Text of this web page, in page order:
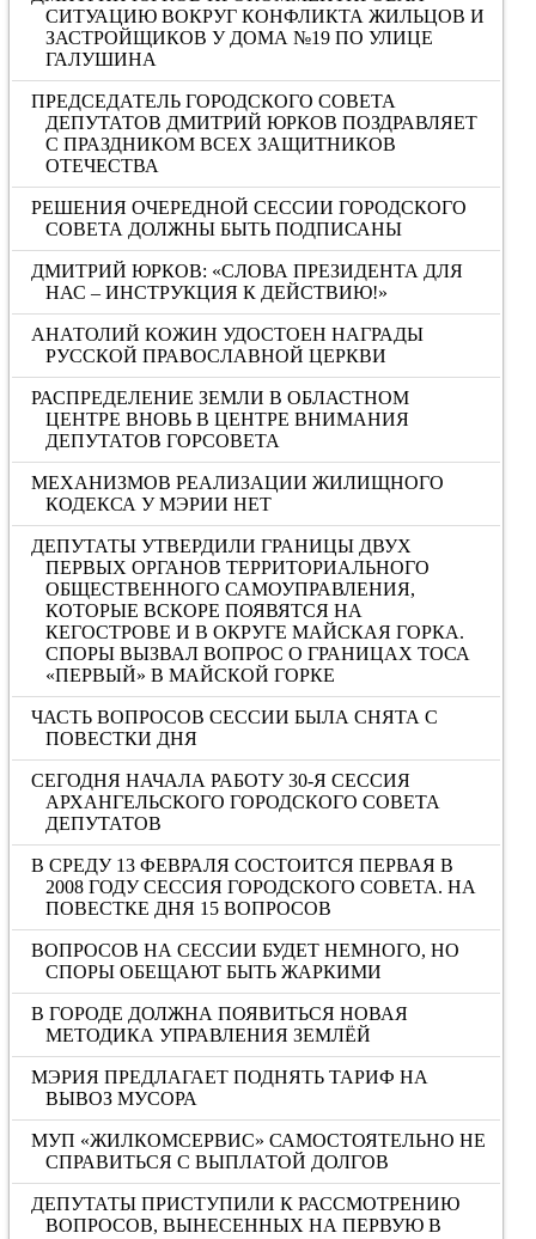
СИТУАЦИЮ ВОКРУГ КОНФЛИКТА ЖИЛЬЦОВ И
ЗАСТРОЙЩИКОВ У ДОМА №19 ПО УЛИЦЕ
ГАЛУШИНА
ПРЕДСЕДАТЕЛЬ ГОРОДСКОГО СОВЕТА
ДЕПУТАТОВ ДМИТРИЙ ЮРКОВ ПОЗДРАВЛЯЕТ
С ПРАЗДНИКОМ ВСЕХ ЗАЩИТНИКОВ
ОТЕЧЕСТВА
РЕШЕНИЯ ОЧЕРЕДНОЙ СЕССИИ ГОРОДСКОГО
СОВЕТА ДОЛЖНЫ БЫТЬ ПОДПИСАНЫ
ДМИТРИЙ ЮРКОВ: «CЛОВА ПРЕЗИДЕНТА ДЛЯ
НАС – ИНСТРУКЦИЯ К ДЕЙСТВИЮ!»
АНАТОЛИЙ КОЖИН УДОСТОЕН НАГРАДЫ
РУССКОЙ ПРАВОСЛАВНОЙ ЦЕРКВИ
РАСПРЕДЕЛЕНИЕ ЗЕМЛИ В ОБЛАСТНОМ
ЦЕНТРЕ ВНОВЬ В ЦЕНТРЕ ВНИМАНИЯ
ДЕПУТАТОВ ГОРСОВЕТА
МЕХАНИЗМОВ РЕАЛИЗАЦИИ ЖИЛИЩНОГО
КОДЕКСА У МЭРИИ НЕТ
ДЕПУТАТЫ УТВЕРДИЛИ ГРАНИЦЫ ДВУХ
ПЕРВЫХ ОРГАНОВ ТЕРРИТОРИАЛЬНОГО
ОБЩЕСТВЕННОГО САМОУПРАВЛЕНИЯ,
КОТОРЫЕ ВСКОРЕ ПОЯВЯТСЯ НА
КЕГОСТРОВЕ И В ОКРУГЕ МАЙСКАЯ ГОРКА.
СПОРЫ ВЫЗВАЛ ВОПРОС О ГРАНИЦАХ ТОСА
«ПЕРВЫЙ» В МАЙСКОЙ ГОРКЕ
ЧАСТЬ ВОПРОСОВ СЕССИИ БЫЛА СНЯТА С
ПОВЕСТКИ ДНЯ
СЕГОДНЯ НАЧАЛА РАБОТУ 30-Я СЕССИЯ
АРХАНГЕЛЬСКОГО ГОРОДСКОГО СОВЕТА
ДЕПУТАТОВ
В СРЕДУ 13 ФЕВРАЛЯ СОСТОИТСЯ ПЕРВАЯ В
2008 ГОДУ СЕССИЯ ГОРОДСКОГО СОВЕТА. НА
ПОВЕСТКЕ ДНЯ 15 ВОПРОСОВ
ВОПРОСОВ НА СЕССИИ БУДЕТ НЕМНОГО, НО
СПОРЫ ОБЕЩАЮТ БЫТЬ ЖАРКИМИ
В ГОРОДЕ ДОЛЖНА ПОЯВИТЬСЯ НОВАЯ
МЕТОДИКА УПРАВЛЕНИЯ ЗЕМЛЁЙ
МЭРИЯ ПРЕДЛАГАЕТ ПОДНЯТЬ ТАРИФ НА
ВЫВОЗ МУСОРА
МУП «ЖИЛКОМСЕРВИС» САМОСТОЯТЕЛЬНО НЕ
СПРАВИТЬСЯ С ВЫПЛАТОЙ ДОЛГОВ
ДЕПУТАТЫ ПРИСТУПИЛИ К РАССМОТРЕНИЮ
ВОПРОСОВ, ВЫНЕСЕННЫХ НА ПЕРВУЮ В